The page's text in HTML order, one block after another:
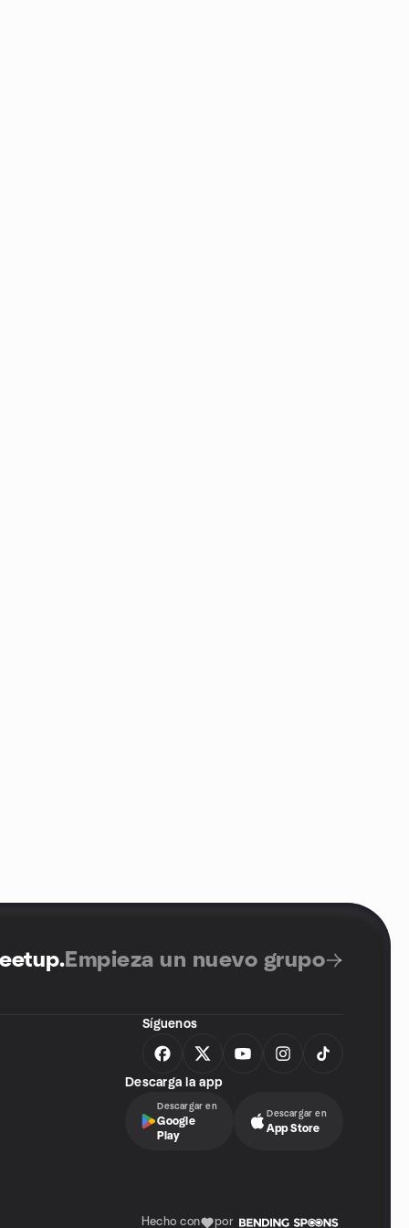
. Empieza un nuevo grupo
Síguenos
Descarga la app
Descargar en
Google
Play
Descargar en
App Store
Hecho con por